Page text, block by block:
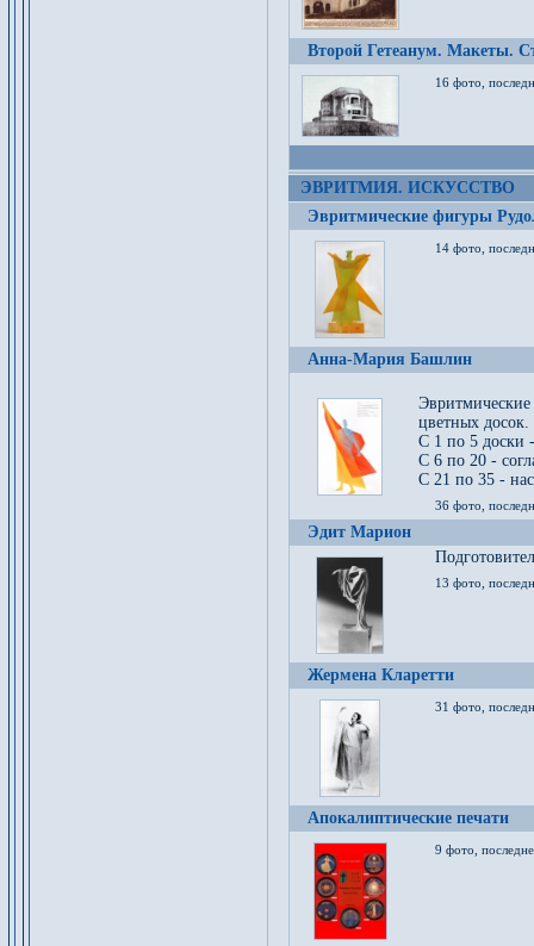
Второй Гетеанум. Макеты.
16 фото,
ЭВРИТМИЯ. ИСКУССТВО
Эвритмические фигуры
14 фото,
Анна-Мария Башлин
цветных досок.
С 1 по 5 доски
С 6 по 20 -
С 21 по 35 -
36 фото,
Эдит Марион
13 фото,
Жермена Кларетти
31 фото,
Апокалиптические печати
9 фото,